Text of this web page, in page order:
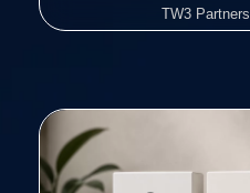
TW3 Partners